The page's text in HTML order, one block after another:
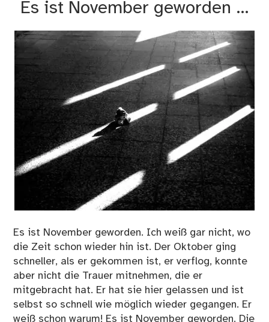
Es ist November geworden …
Es ist November geworden. Ich weiß gar nicht, wo
die Zeit schon wieder hin ist. Der Oktober ging
schneller, als er gekommen ist, er verflog, konnte
aber nicht die Trauer mitnehmen, die er
mitgebracht hat. Er hat sie hier gelassen und ist
selbst so schnell wie möglich wieder gegangen. Er
weiß schon warum! Es ist November geworden. Die